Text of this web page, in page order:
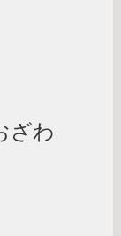
ざわ